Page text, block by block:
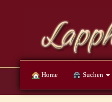
Home Suchen